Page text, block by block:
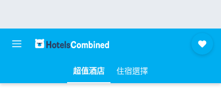
超值酒店 住宿選擇